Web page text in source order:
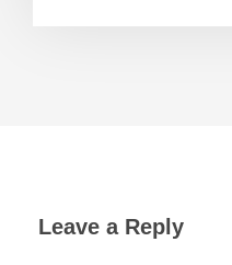
Leave a Reply